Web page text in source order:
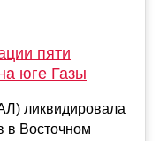
пяти
юге Газы
ликвидировала
в Восточном